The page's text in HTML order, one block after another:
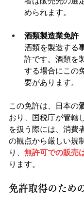
められます。
酒類製造業免許
酒類を製造する
許です。酒類を
する場合にこの
要があります。
この免許は、日本の
おり、国税庁が管轄
を扱う際には、消費
の観点から厳しい規
り、 無許可での販売
ります。
免許取得のため